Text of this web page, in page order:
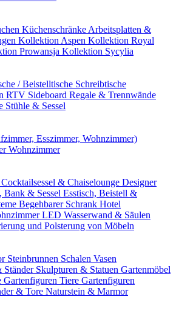
Küchenschränke Arbeitsplatten &
Kollektion Aspen Kollektion Royal
Prowansja Kollektion Sycylia
/ Beistelltische Schreibtische
RTV Sideboard Regale & Trennwände
Stühle & Sessel
Esszimmer, Wohnzimmer)
Wohnzimmer
& Chaiselounge Designer
Bank & Sessel Esstisch, Beistell &
Begehbarer Schrank Hotel
LED Wasserwand & Säulen
und Polsterung von Möbeln
Steinbrunnen Schalen Vasen
Ständer Skulpturen & Statuen Gartenmöbel
Gartenfiguren Tiere Gartenfiguren
& Tore Naturstein & Marmor